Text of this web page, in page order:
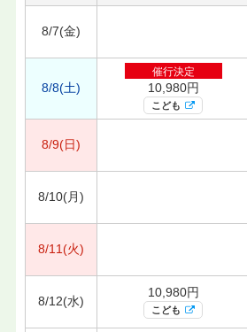
8/7(金)
8/8(土)
催行決定
10,980円
こども
8/9(日)
8/10(月)
8/11(火)
8/12(水)
10,980円
こども